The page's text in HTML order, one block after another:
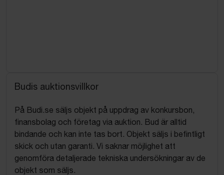
Budis auktionsvillkor
På Budi.se säljs objekt på uppdrag av konkursbon,
finansbolag och företag via auktion. Bud är alltid
bindande och kan inte tas bort. Objekt säljs i befintligt
skick och utan garanti. Vi saknar möjlighet att
genomföra detaljerade tekniska undersökningar av de
objekt som säljs.